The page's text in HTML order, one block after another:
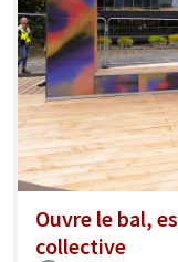
Ouvre le bal,
collective